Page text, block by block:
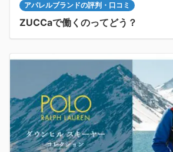
アパレルブランドの評判・口コミ
ZUCCaで働くのってどう？